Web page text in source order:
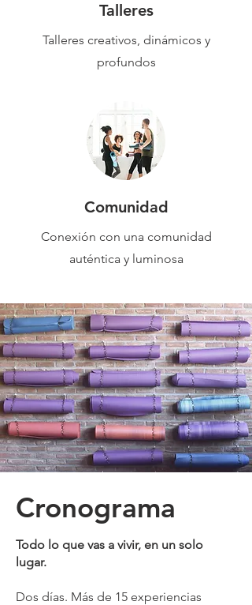
Talleres
Talleres creativos, dinámicos y
profundos
Comunidad
Conexión con una comunidad
auténtica y luminosa
Cronograma
Todo lo que vas a vivir, en un solo
lugar.
Dos días. Más de 15 experiencias